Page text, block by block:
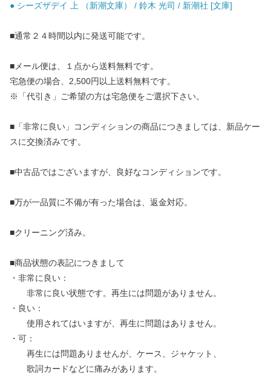
● シーズザデイ 上 （新潮文庫） / 鈴木 光司 / 新潮社 [文庫]
■通常２４時間以内に発送可能です。
■メール便は、１点から送料無料です。
宅急便の場合、2,500円以上送料無料です。
※「代引き」ご希望の方は宅急便をご選択下さい。
■「非常に良い」コンディションの商品につきましては、新品ケー
スに交換済みです。
■中古品ではございますが、良好なコンディションです。
■万が一品質に不備が有った場合は、返金対応。
■クリーニング済み。
■商品状態の表記につきまして
・非常に良い：
非常に良い状態です。再生には問題がありません。
・良い：
使用されてはいますが、再生に問題はありません。
・可：
再生には問題ありませんが、ケース、ジャケット、
歌詞カードなどに痛みがあります。